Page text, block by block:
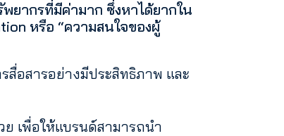
ยากรที่มีค่ามาก ซึ่งหาได้ยากใน
หรือ “ความสนใจของผู้
อสารอย่างมีประสิทธิภาพ และ
เพื่อให้แบรนด์สามารถนำ